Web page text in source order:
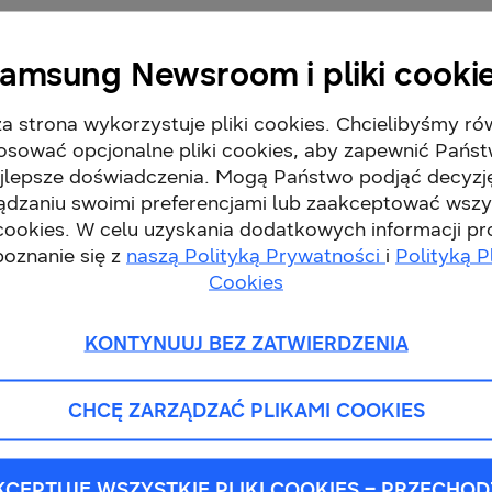
projektora do powerbanka pozwala na
Obecnie taki powerbank, którego cena
promocji Samsung, która upływa z końcem
o tym urządzeniu. Freestyle to również
Samsung. Umożliwia on dostęp do
oferujących filmy, transmisje sportowe,
aby korzystać z bogatej biblioteki dostępnych treści.
Freestyle – Oglądaj, gdzie chcesz 2”?‎
oferty promocyjnej Samsung, należy
sprzedaży: Media Expert, RTV Euro AGD,
Newsroom i pliki
strona wykorzystuje pliki cookies. Chcielibyśmy
opcjonalne pliki cookies, aby zapewnić
doświadczenia. Mogą Państwo podjąć
swoimi preferencjami lub zaakceptować
W celu uzyskania dodatkowych informacji
się z naszą Polityką Prywatności i Polityką
Cookies
KONTYNUUJ BEZ ZATWIERDZENIA
CHCĘ ZARZĄDZAĆ PLIKAMI COOKIES